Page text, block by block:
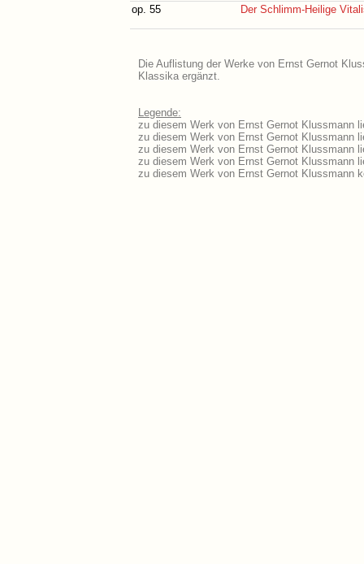
op. 55
Der Schlimm-Heilige
Die Auflistung der Werke von Ernst Gernot
Klassika ergänzt.
Legende:
zu diesem Werk von Ernst Gernot Klussmann
zu diesem Werk von Ernst Gernot Klussmann
zu diesem Werk von Ernst Gernot Klussmann
zu diesem Werk von Ernst Gernot Klussmann
zu diesem Werk von Ernst Gernot Klussmann